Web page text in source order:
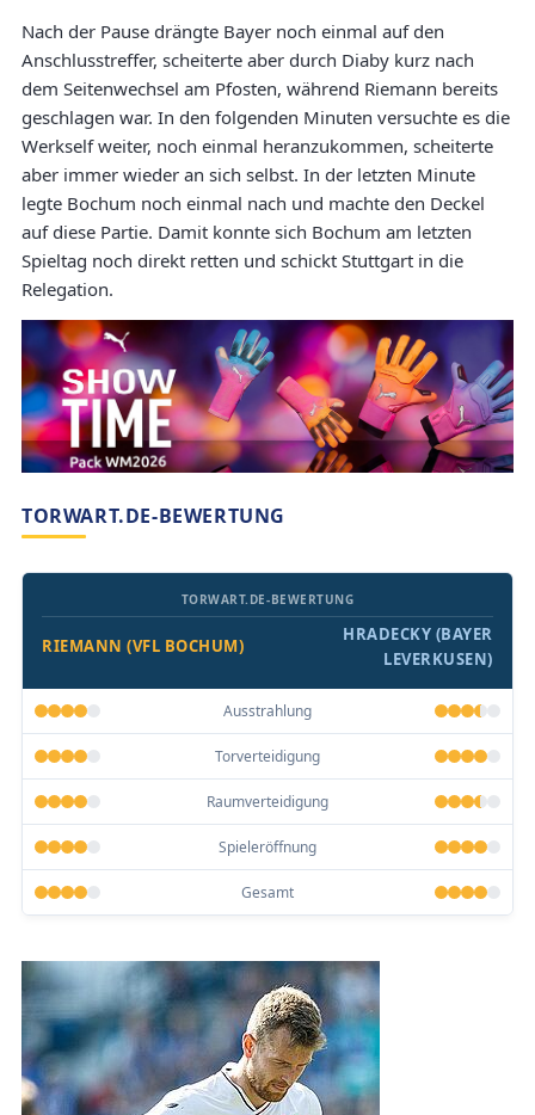
Nach der Pause drängte Bayer noch einmal auf den
Anschlusstreffer, scheiterte aber durch Diaby kurz nach
dem Seitenwechsel am Pfosten, während Riemann bereits
geschlagen war. In den folgenden Minuten versuchte es die
Werkself weiter, noch einmal heranzukommen, scheiterte
aber immer wieder an sich selbst. In der letzten Minute
legte Bochum noch einmal nach und machte den Deckel
auf diese Partie. Damit konnte sich Bochum am letzten
Spieltag noch direkt retten und schickt Stuttgart in die
Relegation.
TORWART.DE-BEWERTUNG
RIEMANN (VFL BOCHUM)
TORWART.DE-BEWERTUNG
HRADECKY (BAYER
LEVERKUSEN)
Ausstrahlung
Torverteidigung
Raumverteidigung
Spieleröffnung
Gesamt